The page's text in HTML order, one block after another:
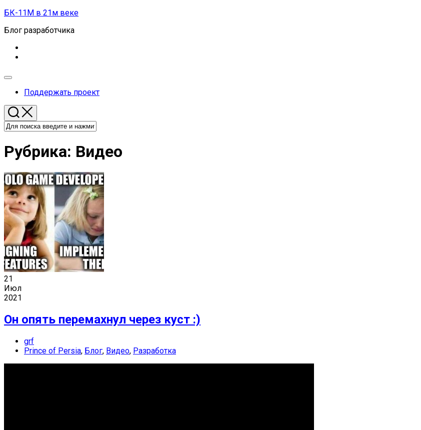
Перейти
содержанию
БК-11М в 21м веке
Блог разработчика
Развернуть
Поддержать проект
Рубрика: Видео
21
Июл
2021
Он опять перемахнул через куст :)
grf
Prince of Persia, Блог, Видео, Разработка